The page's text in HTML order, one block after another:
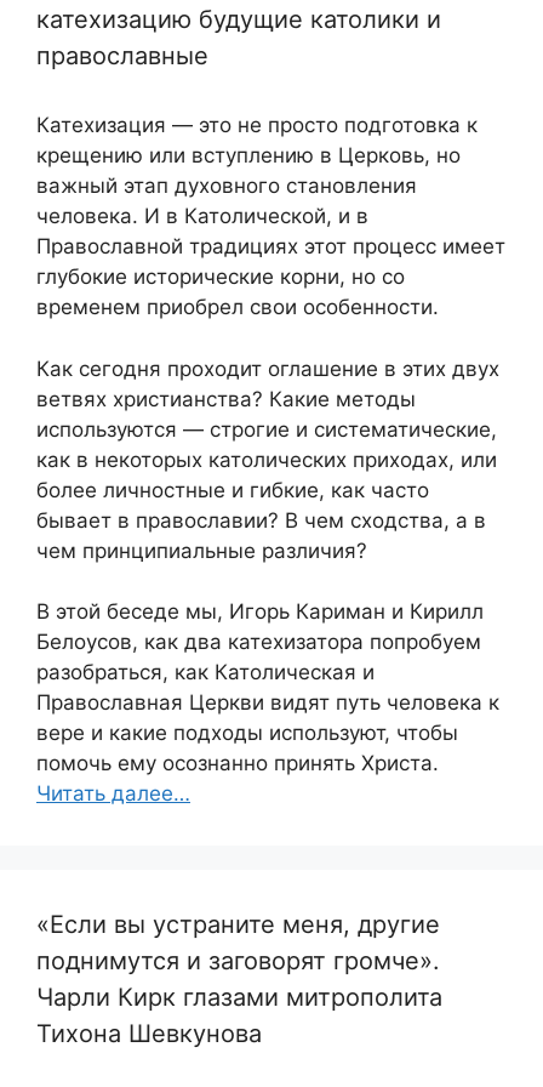
катехизацию будущие католики и
православные
Катехизация — это не просто подготовка к
крещению или вступлению в Церковь, но
важный этап духовного становления
человека. И в Католической, и в
Православной традициях этот процесс имеет
глубокие исторические корни, но со
временем приобрел свои особенности.
Как сегодня проходит оглашение в этих двух
ветвях христианства? Какие методы
используются — строгие и систематические,
как в некоторых католических приходах, или
более личностные и гибкие, как часто
бывает в православии? В чем сходства, а в
чем принципиальные различия?
В этой беседе мы, Игорь Кариман и Кирилл
Белоусов, как два катехизатора попробуем
разобраться, как Католическая и
Православная Церкви видят путь человека к
вере и какие подходы используют, чтобы
помочь ему осознанно принять Христа.
Читать далее…
«Если вы устраните меня, другие
поднимутся и заговорят громче».
Чарли Кирк глазами митрополита
Тихона Шевкунова